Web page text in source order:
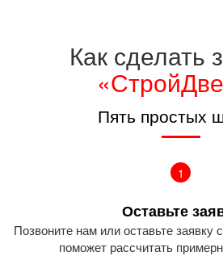
Как сделать
Пять простых
1
Оставьте
Позвоните нам или оставьте
поможет рассчитать